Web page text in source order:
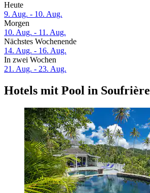
Heute
9. Aug. - 10. Aug.
Morgen
10. Aug. - 11. Aug.
Nächstes Wochenende
14. Aug. - 16. Aug.
In zwei Wochen
21. Aug. - 23. Aug.
Hotels mit Pool in Soufrière